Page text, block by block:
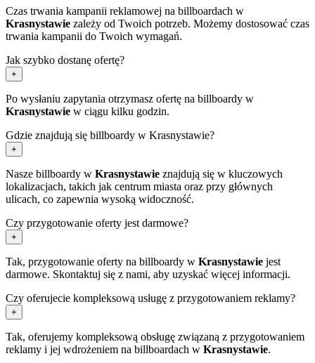
Czas trwania kampanii reklamowej na billboardach w
Krasnystawie zależy od Twoich potrzeb. Możemy dostosować czas
trwania kampanii do Twoich wymagań.
Jak szybko dostanę ofertę?
+
Po wysłaniu zapytania otrzymasz ofertę na billboardy w
Krasnystawie w ciągu kilku godzin.
Gdzie znajdują się billboardy w Krasnystawie?
+
Nasze billboardy w Krasnystawie znajdują się w kluczowych
lokalizacjach, takich jak centrum miasta oraz przy głównych
ulicach, co zapewnia wysoką widoczność.
Czy przygotowanie oferty jest darmowe?
+
Tak, przygotowanie oferty na billboardy w Krasnystawie jest
darmowe. Skontaktuj się z nami, aby uzyskać więcej informacji.
Czy oferujecie kompleksową usługę z przygotowaniem reklamy?
+
Tak, oferujemy kompleksową obsługę związaną z przygotowaniem
reklamy i jej wdrożeniem na billboardach w Krasnystawie.